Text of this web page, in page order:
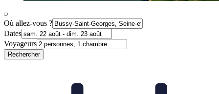
Où allez-vous ?
Dates
Voyageurs
Rechercher